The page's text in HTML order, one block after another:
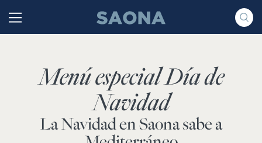
Grupo Saona
Menú especial Día de
Navidad
La Navidad en Saona sabe a